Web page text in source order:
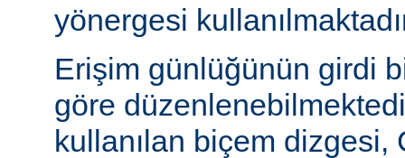
yönergesi
Erişim günlüğünün girdi
göre
kullanılan biçem dizgesi,